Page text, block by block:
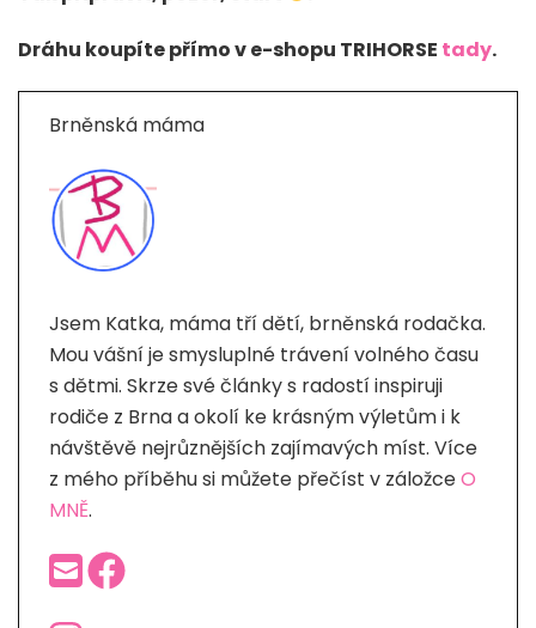
Dráhu koupíte přímo v e-shopu TRIHORSE tady.
Brněnská máma
Jsem Katka, máma tří dětí, brněnská rodačka.
Mou vášní je smysluplné trávení volného času
s dětmi. Skrze své články s radostí inspiruji
rodiče z Brna a okolí ke krásným výletům i k
návštěvě nejrůznějších zajímavých míst. Více
z mého příběhu si můžete přečíst v záložceO
MNĚ.